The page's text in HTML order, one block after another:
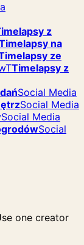
z
na
ze
TTimelapsy z
Social Media
Social Media
Social Media
Social
one creator